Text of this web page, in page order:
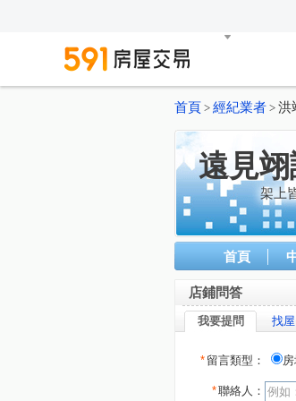
首頁 > 經紀業者 > 洪
遠見
架上
首頁
店鋪問答
我要提問 找
* 留言類型：
*聯絡人：